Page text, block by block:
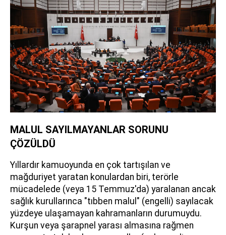
MALUL SAYILMAYANLAR SORUNU
ÇÖZÜLDÜ
Yıllardır kamuoyunda en çok tartışılan ve
mağduriyet yaratan konulardan biri, terörle
mücadelede (veya 15 Temmuz'da) yaralanan ancak
sağlık kurullarınca "tıbben malul" (engelli) sayılacak
yüzdeye ulaşamayan kahramanların durumuydu.
Kurşun veya şarapnel yarası almasına rağmen